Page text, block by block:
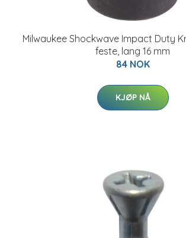
Milwaukee Shockwave Impact Duty
feste, lang 16 mm
84 NOK
KJØP NÅ